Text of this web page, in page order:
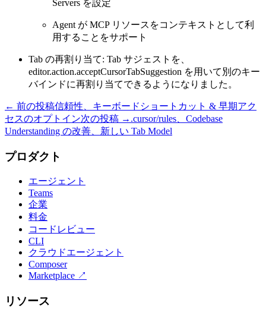
Servers を設定
Agent が MCP リソースをコンテキストとして利
用することをサポート
Tab の再割り当て: Tab サジェストを、
editor.action.acceptCursorTabSuggestion を用いて別のキー
バインドに再割り当てできるようになりました。
← 前の投稿信頼性、キーボードショートカット & 早期アク
セスのオプトイン次の投稿 → .cursor/rules、Codebase
Understanding の改善、新しい Tab Model
プロダクト
エージェント
Teams
企業
料金
コードレビュー
CLI
クラウドエージェント
Composer
Marketplace ↗
リソース